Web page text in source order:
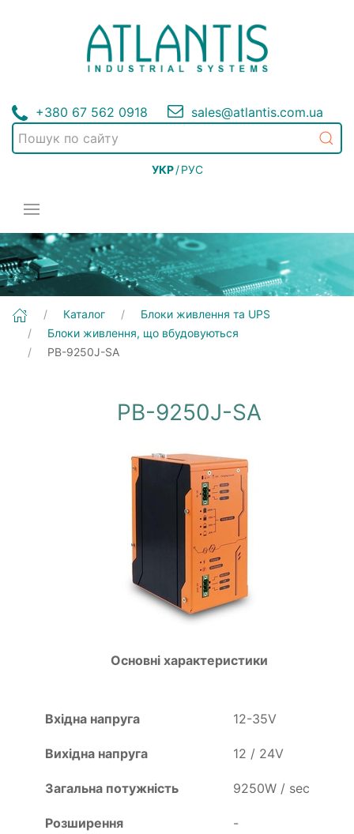
+380 67 562 0918 sales@atlantis.com.ua
УКР / РУС
Каталог
Блоки живлення та UPS
Блоки живлення, що вбудовуються
PB-9250J-SA
PB-9250J-SA
Основні характеристики
Вхідна напруга 12-35V
Вихідна напруга 12 / 24V
Загальна потужність 9250W / sec
Розширення -